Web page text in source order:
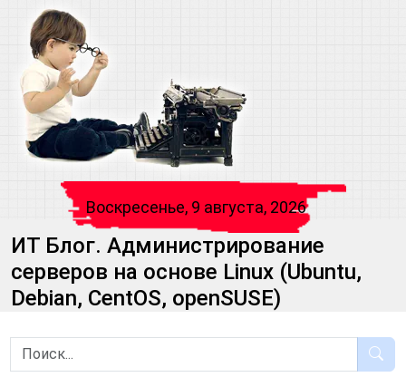
Воскресенье, 9 августа, 2026
ИТ Блог. Администрирование
серверов на основе Linux (Ubuntu,
Debian, CentOS, openSUSE)